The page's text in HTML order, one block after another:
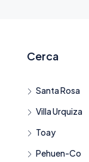
Cerca
Santa Rosa
Villa Urquiza
Toay
Pehuen-Co